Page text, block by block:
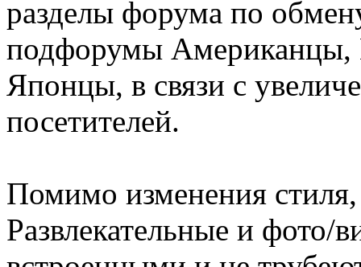
разделы форума по
подфорумы
Японцы, в связи с
посетителей.
Помимо изменения
Развлекательные и фото/